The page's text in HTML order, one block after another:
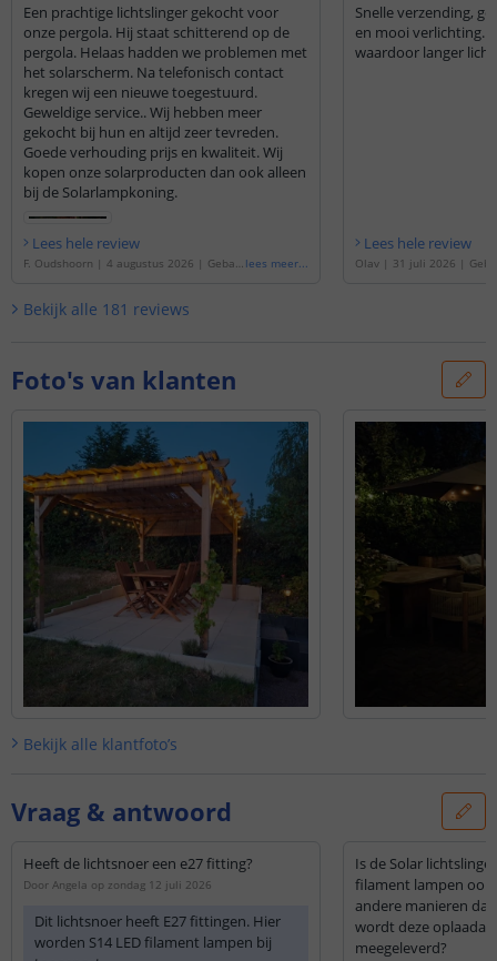
Een prachtige lichtslinger gekocht voor
onze pergola. Hij staat schitterend op de
pergola. Helaas hadden we problemen met
het solarscherm. Na telefonisch contact
kregen wij een nieuwe toegestuurd.
Geweldige service.. Wij hebben meer
gekocht bij hun en altijd zeer tevreden.
Goede verhouding prijs en kwaliteit. Wij
kopen onze solarproducten dan ook alleen
bij de Solarlampkoning.
Lees hele review
F. Oudshoorn | 4 augustus 2026 | Gebas
lees meer...
Snelle verzending,
en mooi verlichting.
waardoor langer licht.
Lees hele review
Olav| 31 juli 2026 |
Bekijk alle 181 reviews
Foto's van klanten
Bekijk alle klantfoto’s
Vraag & antwoord
Heeft de lichtsnoer een e27 fitting?
Door Angela op zondag 12 juli 2026
Dit lichtsnoer heeft E27 fittingen. Hier
worden S14 LED filament lampen bij
Is de Solar
filament lampen ook
andere manieren
wordt deze
meegeleverd?